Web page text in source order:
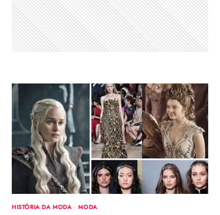
HISTÓRIA DA MODA·MODA